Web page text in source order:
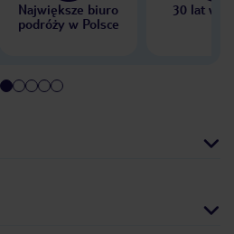
Największe biuro
podróży w Polsce
30 lat w